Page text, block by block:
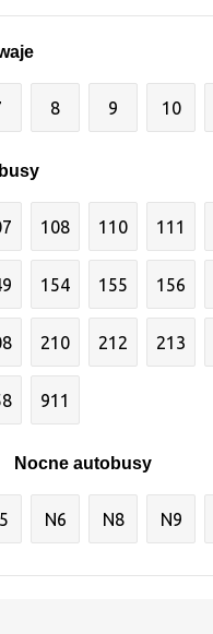
8 9 10
108 110 111
154 155 156
210 212 213
911
Nocne autobusy
N6 N8 N9